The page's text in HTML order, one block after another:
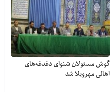
گوش مسئولان شنوای دغدغه‎‌های
اهالی مهرویلا شد